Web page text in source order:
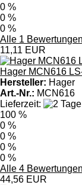
0 %
0 %
0 %
Alle 1
11,11 EUR
Hager MCN616
Hersteller: Hager
Art.-Nr.: MCN616
Lieferzeit:
100 %
0 %
0 %
0 %
0 %
Alle 4
44,56 EUR